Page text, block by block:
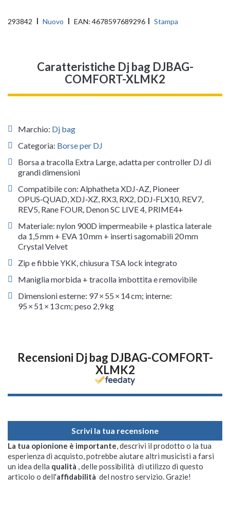
293842 Nuovo EAN: 4678597689296 Stampa
Caratteristiche Dj bag DJBAG-
COMFORT-XLMK2
Marchio: Dj bag
Categoria: Borse per DJ
Borsa a tracolla Extra Large, adatta per controller DJ di
grandi dimensioni
Compatibile con: Alphatheta XDJ-AZ, Pioneer
OPUS‑QUAD, XDJ‑XZ, RX3, RX2, DDJ‑FLX10, REV7,
REV5, Rane FOUR, Denon SC LIVE 4, PRIME4+
Materiale: nylon 900D impermeabile + plastica laterale
da 1,5 mm + EVA 10 mm + inserti sagomabili 20 mm
Crystal Velvet
Zip e fibbie YKK, chiusura TSA lock integrato
Maniglia morbida + tracolla imbottita e removibile
Dimensioni esterne: 97 × 55 × 14 cm; interne:
95 × 51 × 13 cm; peso 2,9 kg
Recensioni Dj bag DJBAG-COMFORT-
XLMK2
Scrivi la tua recensione
La tua opionione è importante, descrivi il prodotto o la tua
esperienza di acquisto, potrebbe aiutare altri musicisti a farsi
un idea della qualità , delle possibilità di utilizzo di questo
articolo o dell'affidabilità del nostro servizio. Grazie!